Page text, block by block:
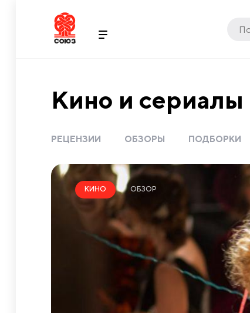
Кино и сериалы
РЕЦЕНЗИИ ОБЗОРЫ ПОДБОРКИ
КИНО ОБЗОР